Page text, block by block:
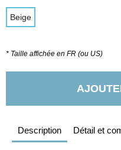
Beige
* Taille affichée en FR (ou US)
Description Détail et